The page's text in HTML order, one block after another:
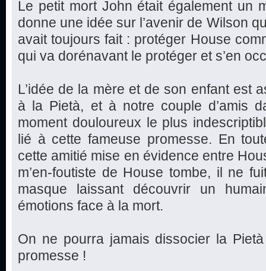
Le petit mort John était également un
donne une idée sur l’avenir de Wilson
avait toujours fait : protéger House
qui va dorénavant le protéger et s’en
L’idée de la mère et de son enfant est
à la Pietà, et à notre couple d’amis
moment douloureux le plus
lié à cette fameuse promesse. En
cette amitié mise en évidence entre
m’en-foutiste de House tombe, il ne
masque laissant découvrir un
émotions face à la mort.
On ne pourra jamais dissocier la
promesse !